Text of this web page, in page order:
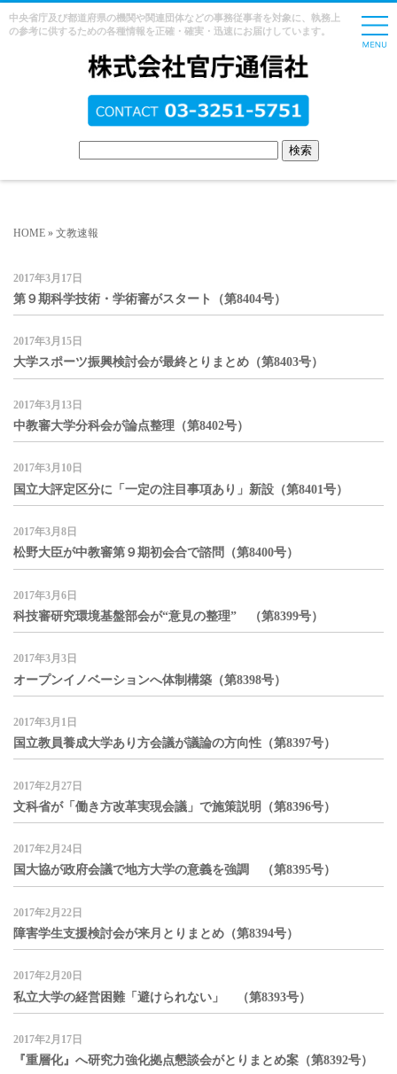
中央省庁及び都道府県の機関や関連団体などの事務従事者を対象に、執務上
の参考に供するための各種情報を正確・確実・迅速にお届けしています。
HOME » 文教速報
2017年3月17日
第９期科学技術・学術審がスタート（第8404号）
2017年3月15日
大学スポーツ振興検討会が最終とりまとめ（第8403号）
2017年3月13日
中教審大学分科会が論点整理（第8402号）
2017年3月10日
国立大評定区分に「一定の注目事項あり」新設（第8401号）
2017年3月8日
松野大臣が中教審第９期初会合で諮問（第8400号）
2017年3月6日
科技審研究環境基盤部会が“意見の整理” （第8399号）
2017年3月3日
オープンイノベーションへ体制構築（第8398号）
2017年3月1日
国立教員養成大学あり方会議が議論の方向性（第8397号）
2017年2月27日
文科省が「働き方改革実現会議」で施策説明（第8396号）
2017年2月24日
国大協が政府会議で地方大学の意義を強調 （第8395号）
2017年2月22日
障害学生支援検討会が来月とりまとめ（第8394号）
2017年2月20日
私立大学の経営困難「避けられない」 （第8393号）
2017年2月17日
『重層化』へ研究力強化拠点懇談会がとりまとめ案（第8392号）